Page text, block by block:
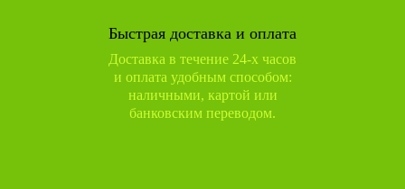
Быстрая доставка и оплата
Доставка в течение 24-х часов
и оплата удобным способом:
наличными, картой или
банковским переводом.